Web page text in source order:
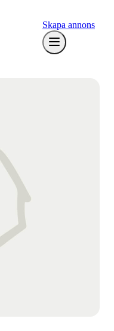
Skapa annons